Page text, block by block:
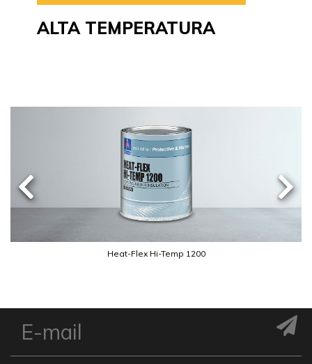
ALTA TEMPERATURA
Heat-Flex Hi-Temp 1200